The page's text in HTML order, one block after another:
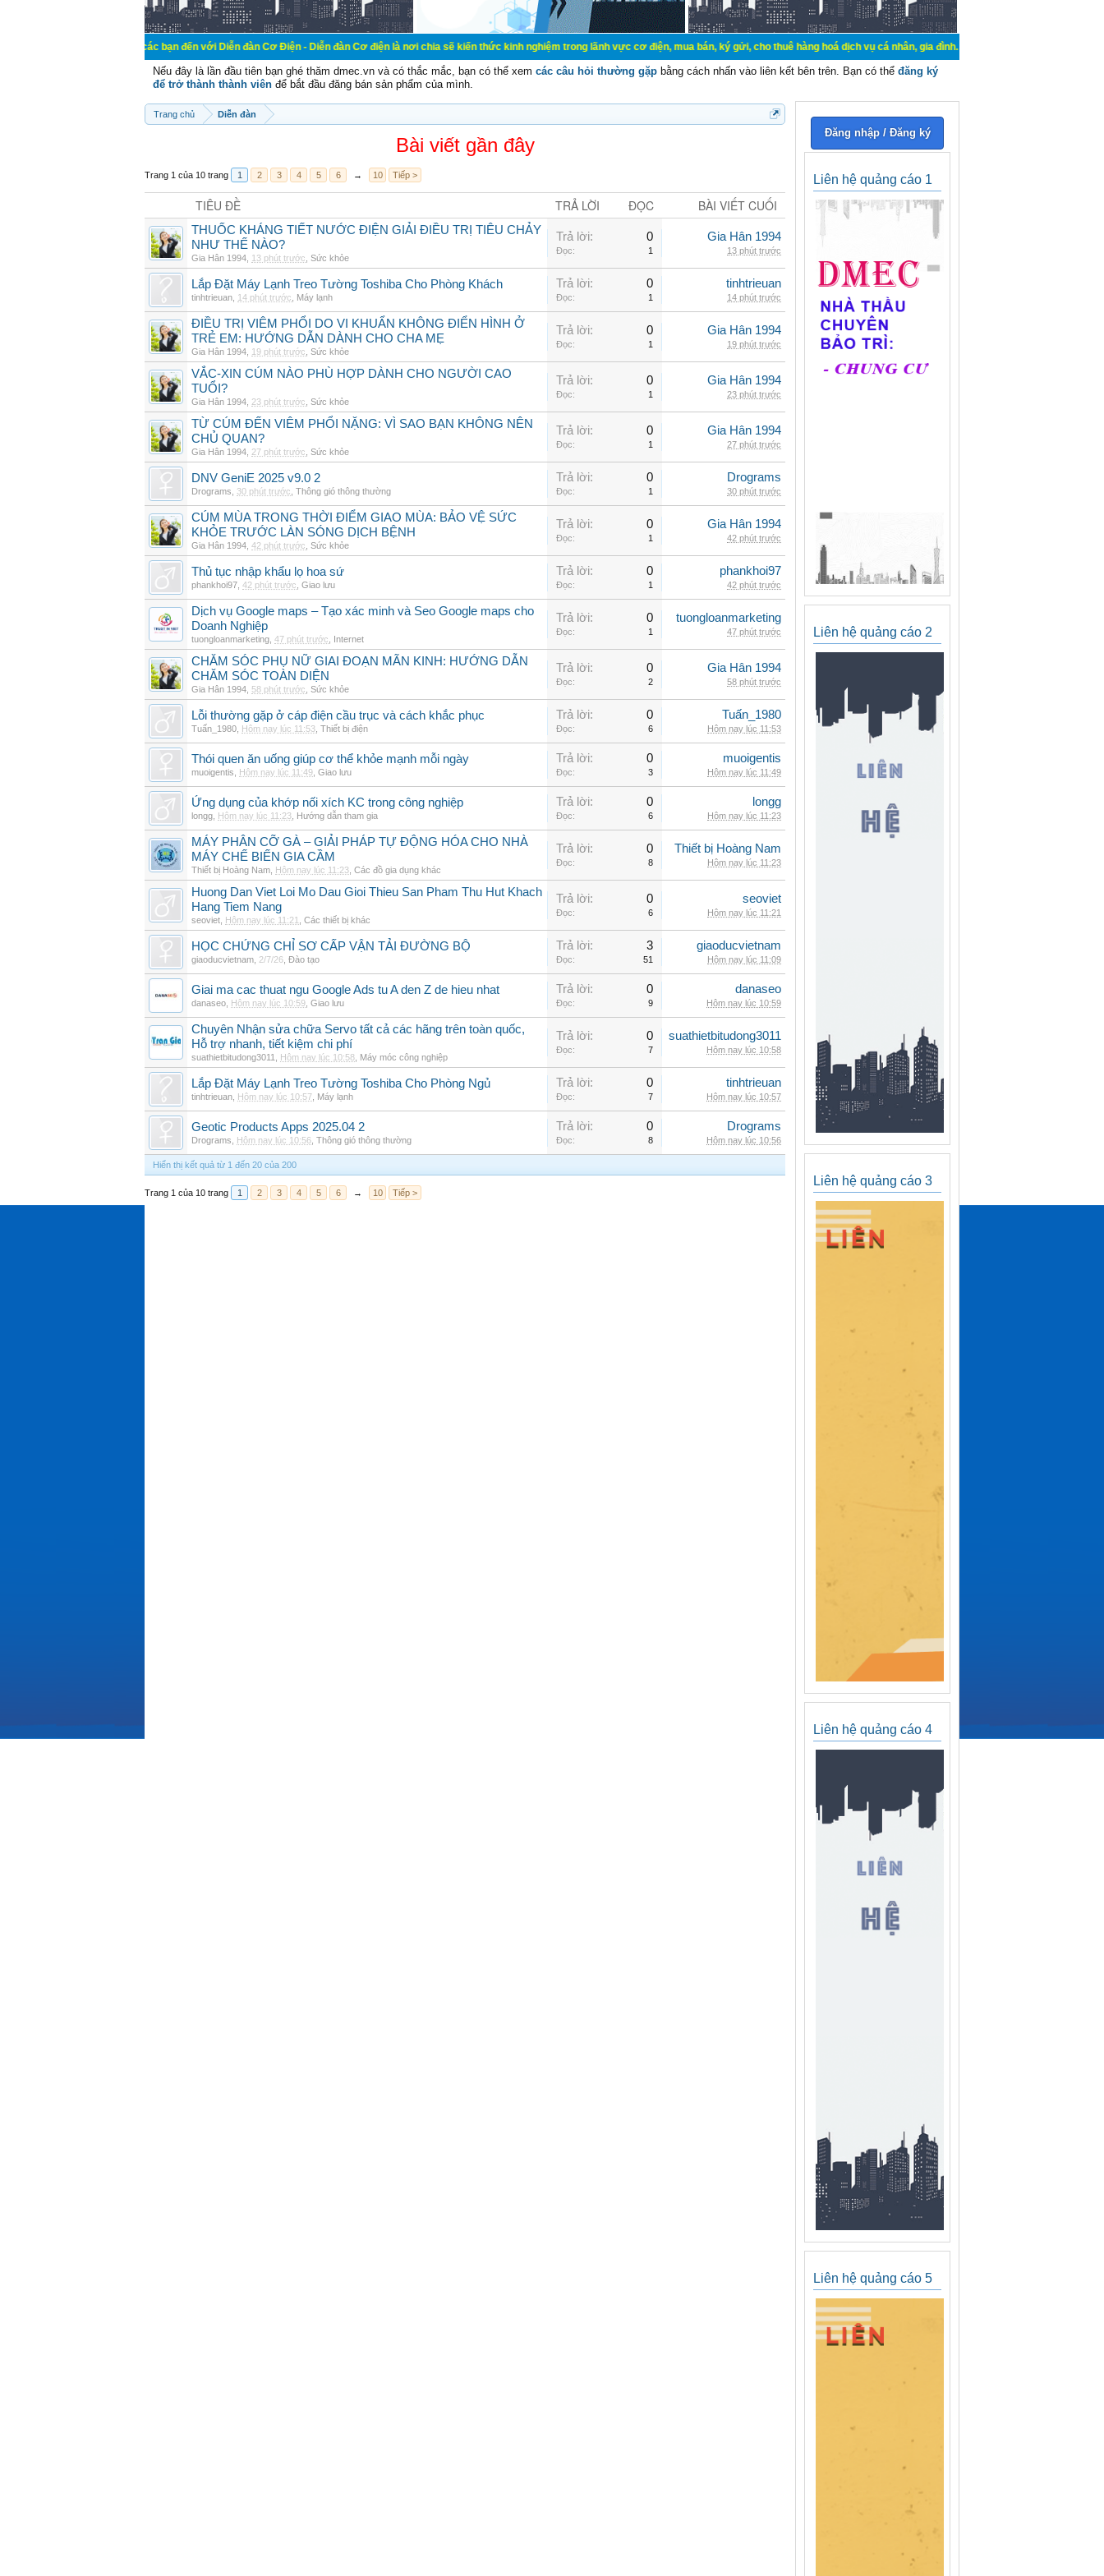
Chào mừng các bạn đến với Diễn đàn Cơ Điện - Diễn đàn Cơ điện là nơi chia sẽ kiến thức kinh nghiệm trong lãnh vực cơ điện, mua bán, ký gửi, cho thuê hàng hoá dịch vụ cá nhân, gia đình. Mua bán, ký gửi, cho thuê thiết bị hệ
Nếu đây là lần đầu tiên bạn ghé thăm dmec.vn và có thắc mắc, bạn có thể xem các câu hỏi thường gặp bằng cách nhấn vào liên kết bên trên. Bạn có thể đăng ký
để trở thành thành viên để bắt đầu đăng bán sản phẩm của mình.
Trang chủ Diễn đàn
Bài viết gần đây
Trang 1 của 10 trang 1 2 3 4 5 6 → 10 Tiếp >
TIÊU ĐỀ TRẢ LỜI ĐỌC BÀI VIẾT CUỐI
THUỐC KHÁNG TIẾT NƯỚC ĐIỆN GIẢI ĐIỀU TRỊ TIÊU CHẢY
NHƯ THẾ NÀO?
Gia Hân 1994 13 phút trước Sức khỏe
Trả lời: 0
Đọc: 1
Gia Hân 1994
13 phút trước
Lắp Đặt Máy Lạnh Treo Tường Toshiba Cho Phòng Khách
tinhtrieuan 14 phút trước Máy lạnh
Trả lời: 0
Đọc: 1
tinhtrieuan
14 phút trước
ĐIỀU TRỊ VIÊM PHỔI DO VI KHUẨN KHÔNG ĐIỂN HÌNH Ở
TRẺ EM: HƯỚNG DẪN DÀNH CHO CHA MẸ
Gia Hân 1994 19 phút trước Sức khỏe
Trả lời: 0
Đọc: 1
Gia Hân 1994
19 phút trước
VẮC-XIN CÚM NÀO PHÙ HỢP DÀNH CHO NGƯỜI CAO
TUỔI?
Gia Hân 1994 23 phút trước Sức khỏe
Trả lời: 0
Đọc: 1
Gia Hân 1994
23 phút trước
TỪ CÚM ĐẾN VIÊM PHỔI NẶNG: VÌ SAO BẠN KHÔNG NÊN
CHỦ QUAN?
Gia Hân 1994 27 phút trước Sức khỏe
Trả lời: 0
Đọc: 1
Gia Hân 1994
27 phút trước
DNV GeniE 2025 v9.0 2
Drograms 30 phút trước Thông gió thông thường
Trả lời: 0
Đọc: 1
Drograms
30 phút trước
CÚM MÙA TRONG THỜI ĐIỂM GIAO MÙA: BẢO VỆ SỨC
KHỎE TRƯỚC LÀN SÓNG DỊCH BỆNH
Gia Hân 1994 42 phút trước Sức khỏe
Trả lời: 0
Đọc: 1
Gia Hân 1994
42 phút trước
Thủ tục nhập khẩu lọ hoa sứ
phankhoi97 42 phút trước Giao lưu
Trả lời: 0
Đọc: 1
phankhoi97
42 phút trước
Dịch vụ Google maps – Tạo xác minh và Seo Google maps cho
Doanh Nghiệp
tuongloanmarketing 47 phút trước Internet
Trả lời: 0
Đọc: 1
tuongloanmarketing
47 phút trước
CHĂM SÓC PHỤ NỮ GIAI ĐOẠN MÃN KINH: HƯỚNG DẪN
CHĂM SÓC TOÀN DIỆN
Gia Hân 1994 58 phút trước Sức khỏe
Trả lời: 0
Đọc: 2
Gia Hân 1994
58 phút trước
Lỗi thường gặp ở cáp điện cầu trục và cách khắc phục
Tuấn_1980 Hôm nay lúc 11:53 Thiết bị điện
Trả lời: 0
Đọc: 6
Tuấn_1980
Hôm nay lúc 11:53
Thói quen ăn uống giúp cơ thể khỏe mạnh mỗi ngày
muoigentis Hôm nay lúc 11:49 Giao lưu
Trả lời: 0
Đọc: 3
muoigentis
Hôm nay lúc 11:49
Ứng dụng của khớp nối xích KC trong công nghiệp
longg Hôm nay lúc 11:23 Hướng dẫn tham gia
Trả lời: 0
Đọc: 6
longg
Hôm nay lúc 11:23
MÁY PHÂN CỠ GÀ – GIẢI PHÁP TỰ ĐỘNG HÓA CHO NHÀ
MÁY CHẾ BIẾN GIA CẦM
Thiết bị Hoàng Nam Hôm nay lúc 11:23 Các đồ gia dụng khác
Trả lời: 0
Đọc: 8
Thiết bị Hoàng Nam
Hôm nay lúc 11:23
Huong Dan Viet Loi Mo Dau Gioi Thieu San Pham Thu Hut Khach
Hang Tiem Nang
seoviet Hôm nay lúc 11:21 Các thiết bị khác
Trả lời: 0
Đọc: 6
seoviet
Hôm nay lúc 11:21
HỌC CHỨNG CHỈ SƠ CẤP VẬN TẢI ĐƯỜNG BỘ
giaoducvietnam 2/7/26 Đào tạo
Trả lời: 3
Đọc: 51
giaoducvietnam
Hôm nay lúc 11:09
Giai ma cac thuat ngu Google Ads tu A den Z de hieu nhat
danaseo Hôm nay lúc 10:59 Giao lưu
Trả lời: 0
Đọc: 9
danaseo
Hôm nay lúc 10:59
Chuyên Nhận sửa chữa Servo tất cả các hãng trên toàn quốc,
Hỗ trợ nhanh, tiết kiệm chi phí
suathietbitudong3011 Hôm nay lúc 10:58 Máy móc công nghiệp
Trả lời: 0
Đọc: 7
suathietbitudong3011
Hôm nay lúc 10:58
Lắp Đặt Máy Lạnh Treo Tường Toshiba Cho Phòng Ngủ
tinhtrieuan Hôm nay lúc 10:57 Máy lạnh
Trả lời: 0
Đọc: 7
tinhtrieuan
Hôm nay lúc 10:57
Geotic Products Apps 2025.04 2
Drograms Hôm nay lúc 10:56 Thông gió thông thường
Trả lời: 0
Đọc: 8
Drograms
Hôm nay lúc 10:56
Hiển thị kết quả từ 1 đến 20 của 200
Trang 1 của 10 trang 1 2 3 4 5 6 → 10 Tiếp >
Đăng nhập / Đăng ký
Liên hệ quảng cáo 1
Liên hệ quảng cáo 2
Liên hệ quảng cáo 3
Liên hệ quảng cáo 4
Liên hệ quảng cáo 5